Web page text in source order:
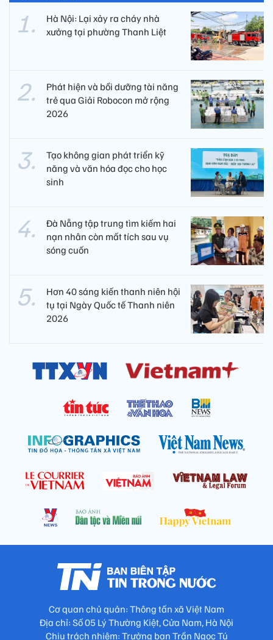
Hà Nội: Lại xảy ra cháy nhà
xưởng tại phường Thanh Liệt
Phát hiện và bồi dưỡng tài năng
trẻ qua Giải Robocon mở rộng
2026
Tạo không gian phát triển kỹ
năng và văn hóa đọc cho học
sinh
Đà Nẵng tập trung tìm kiếm hai
nạn nhân còn mất tích sau vụ
sóng cuốn
Hơn 40 sáng kiến thanh niên hội
tụ tại Ngày Quốc tế Thanh niên
2026
Cơ quan chủ quản: Thông tấn xã Việt Nam
Địa chỉ: Số 05 Lý Thường Kiệt, Cửa Nam, Hà Nội
Chịu trách nhiệm: Trưởng ban Trần Ngọc Tú